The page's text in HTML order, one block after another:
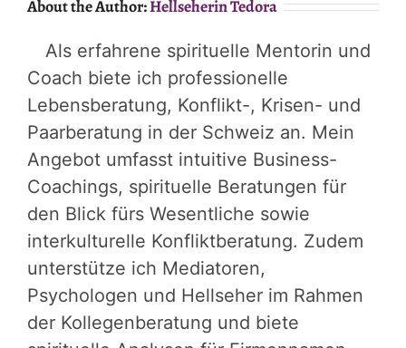
About the Author:Hellseherin Tedora
Als erfahrene spirituelle Mentorin und
Coach biete ich professionelle
Lebensberatung, Konflikt-, Krisen- und
Paarberatung in der Schweiz an. Mein
Angebot umfasst intuitive Business-
Coachings, spirituelle Beratungen für
den Blick fürs Wesentliche sowie
interkulturelle Konfliktberatung. Zudem
unterstütze ich Mediatoren,
Psychologen und Hellseher im Rahmen
der Kollegenberatung und biete